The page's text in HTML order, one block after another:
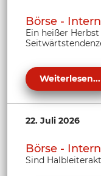
Börse - Intern
Ein heißer
Weiterlesen...
22. Juli 2026
Börse - Intern
Sind